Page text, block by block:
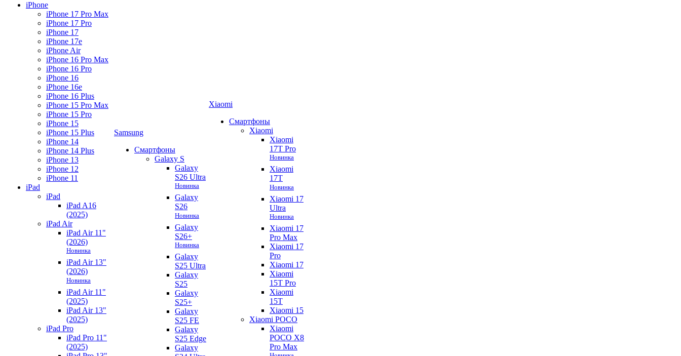
iPhone
iPhone 17 Pro Max
iPhone 17 Pro
iPhone 17
iPhone 17e
iPhone Air
iPhone 16 Pro Max
iPhone 16 Pro
iPhone 16
iPhone 16e
iPhone 16 Plus
iPhone 15 Pro Max
iPhone 15 Pro
iPhone 15
iPhone 15 Plus
iPhone 14
iPhone 14 Plus
iPhone 13
iPhone 12
iPhone 11
iPad
iPad
iPad A16
(2025)
iPad Air
iPad Air 11"
(2026)
Новинка
iPad Air 13"
(2026)
Новинка
iPad Air 11"
(2025)
iPad Air 13"
(2025)
iPad Pro
iPad Pro 11"
(2025)
Samsung
Смартфоны
Galaxy S
Galaxy
S26 Ultra
Новинка
Galaxy
S26
Новинка
Galaxy
S26+
Новинка
Galaxy
S25 Ultra
Galaxy
S25
Galaxy
S25+
Galaxy
S25 FE
Galaxy
S25 Edge
Galaxy
Xiaomi
Смартфоны
Xiaomi
Xiaomi
17T Pro
Новинка
Xiaomi
17T
Новинка
Xiaomi 17
Ultra
Новинка
Xiaomi 17
Pro Max
Xiaomi 17
Pro
Xiaomi 17
Xiaomi
15T Pro
Xiaomi
15T
Xiaomi 15
Xiaomi POCO
Xiaomi
POCO X8
Pro Max